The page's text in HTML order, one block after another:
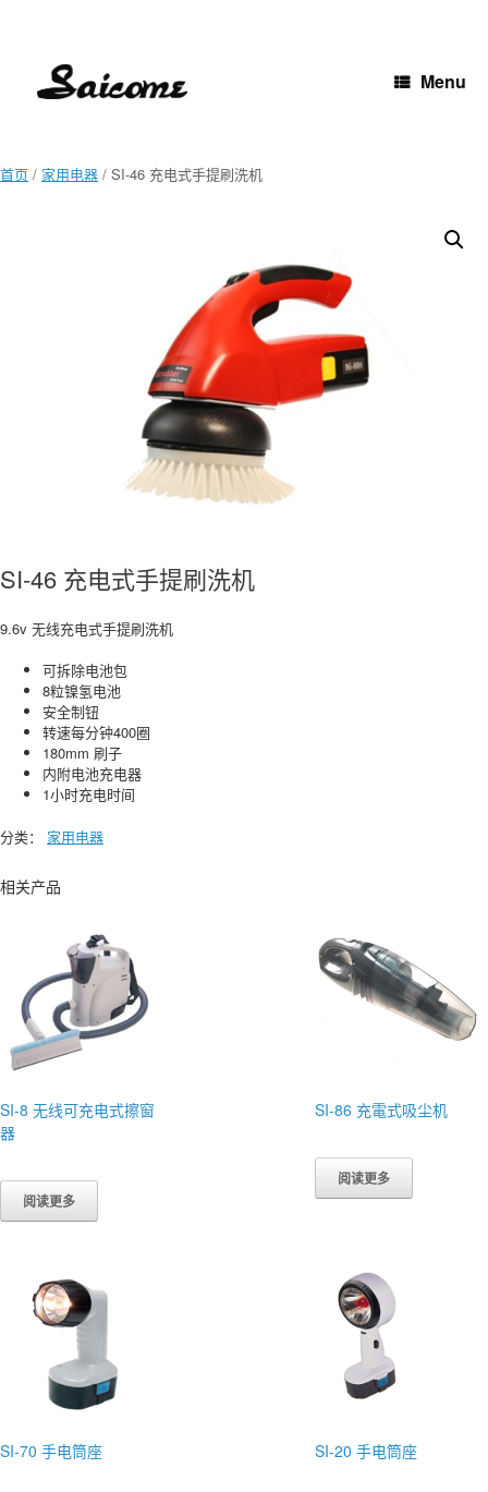
Menu
首页 / 家用电器 / SI-46 充电式手提刷洗机
SI-46 充电式手提刷洗机
9.6v 无线充电式手提刷洗机
可拆除电池包
8粒镍氢电池
安全制钮
转速每分钟400圈
180mm 刷子
内附电池充电器
1小时充电时间
分类： 家用电器
相关产品
SI-8 无线可充电式擦窗
器
阅读更多
SI-86 充電式吸尘机
阅读更多
SI-70 手电筒座 SI-20 手电筒座